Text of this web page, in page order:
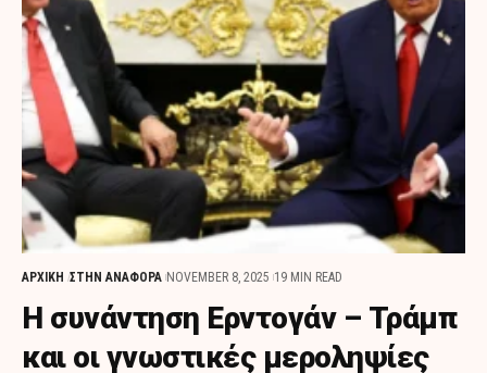
ΑΡΧΙΚΗ ΣΤΗΝ ΑΝΑΦΟΡΑ NOVEMBER 8, 2025 19 MIN READ
Η συνάντηση Ερντογάν – Τράμπ
και οι γνωστικές μεροληψίες